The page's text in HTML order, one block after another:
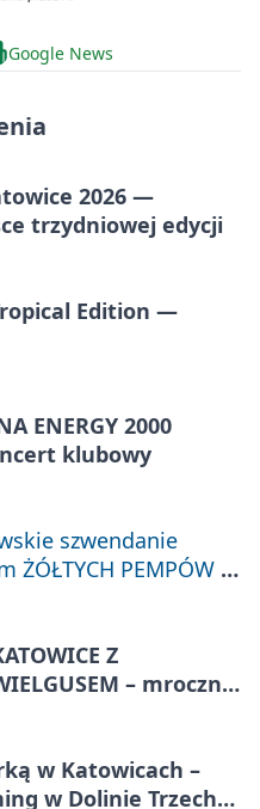
Google News
2026 —
trzydniowej edycji
Edition —
ENERGY 2000
klubowy
szwendanie
ŻÓŁTYCH PEMPÓW z
Z
– mroczne
w Katowicach –
w Dolinie Trzech